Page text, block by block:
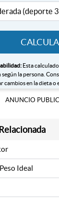
Esta
según la persona.
cambios en la dieta o
ANUNCIO
Ideal